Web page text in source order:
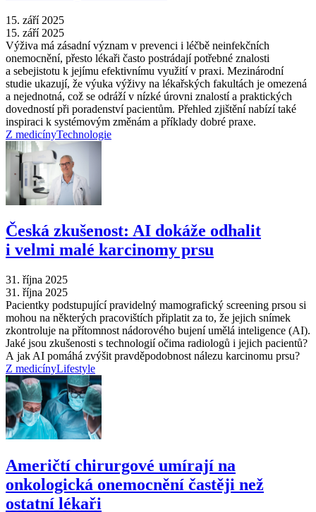
15. září 2025
15. září 2025
Výživa má zásadní význam v prevenci i léčbě neinfekčních
onemocnění, přesto lékaři často postrádají potřebné znalosti
a sebejistotu k jejímu efektivnímu využití v praxi. Mezinárodní
studie ukazují, že výuka výživy na lékařských fakultách je omezená
a nejednotná, což se odráží v nízké úrovni znalostí a praktických
dovedností při poradenství pacientům. Přehled zjištění nabízí také
inspiraci k systémovým změnám a příklady dobré praxe.
Z medicínyTechnologie
Česká zkušenost: AI dokáže odhalit
i velmi malé karcinomy prsu
31. října 2025
31. října 2025
Pacientky podstupující pravidelný mamografický screening prsou si
mohou na některých pracovištích připlatit za to, že jejich snímek
zkontroluje na přítomnost nádorového bujení umělá inteligence (AI).
Jaké jsou zkušenosti s technologií očima radiologů i jejich pacientů?
A jak AI pomáhá zvýšit pravděpodobnost nálezu karcinomu prsu?
Z medicínyLifestyle
Američtí chirurgové umírají na
onkologická onemocnění častěji než
ostatní lékaři